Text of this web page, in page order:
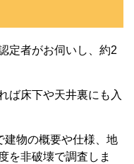
定者がお伺いし、約2
ば床下や天井裏にも入
建物の概要や仕様、地
を非破壊で調査しま